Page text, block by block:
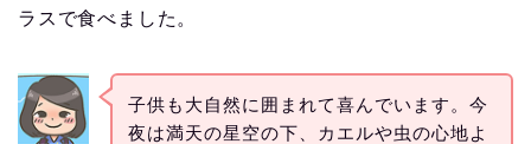
ラスで食べました。
子供も大自然に囲まれて喜んでいます。今
夜は満天の星空の下、カエルや虫の心地よ